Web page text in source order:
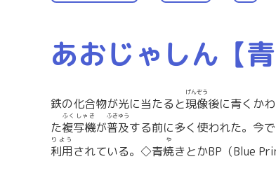
あおじゃしん【青
鉄の化合物が光に当たると現像
げんぞう
後に青くか
た複写機
ふくしゃき
が普及
ふきゅう
する前に多く使われた。今
利用
りよう
されている。◇青焼
や
きとかBP（Blue